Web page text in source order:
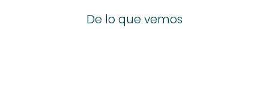
De lo que vemos